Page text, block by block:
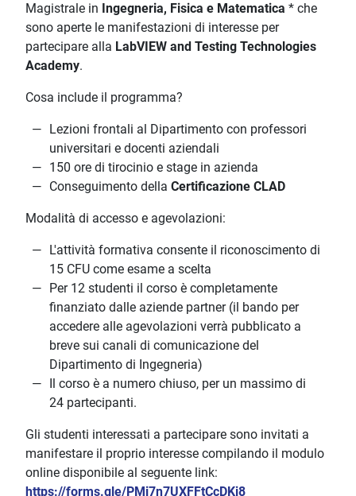
Magistrale in Ingegneria, Fisica e Matematica * che
sono aperte le manifestazioni di interesse per
partecipare alla LabVIEW and Testing Technologies
Academy.
Cosa include il programma?
Lezioni frontali al Dipartimento con professori
universitari e docenti aziendali
150 ore di tirocinio e stage in azienda
Conseguimento della Certificazione CLAD
Modalità di accesso e agevolazioni:
L'attività formativa consente il riconoscimento di
15 CFU come esame a scelta
Per 12 studenti il corso è completamente
finanziato dalle aziende partner (il bando per
accedere alle agevolazioni verrà pubblicato a
breve sui canali di comunicazione del
Dipartimento di Ingegneria)
Il corso è a numero chiuso, per un massimo di
24 partecipanti.
Gli studenti interessati a partecipare sono invitati a
manifestare il proprio interesse compilando il modulo
online disponibile al seguente link:
https://forms.gle/PMi7n7UXFFtCcDKi8